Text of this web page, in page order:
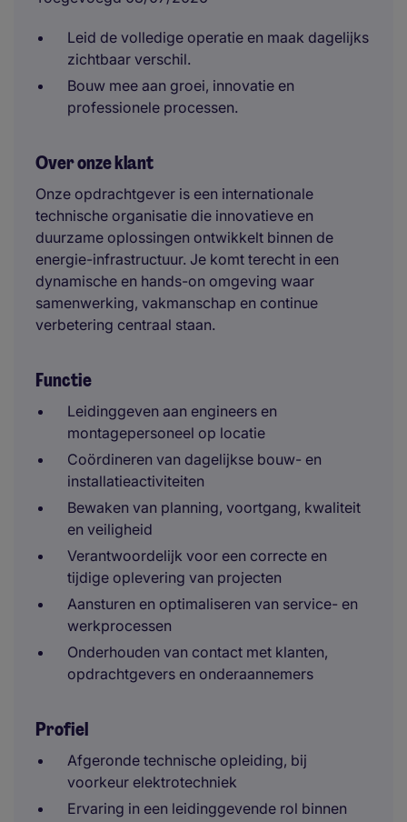
Leid de volledige operatie en maak dagelijks
zichtbaar verschil.
Bouw mee aan groei, innovatie en
professionele processen.
Over onze klant
Onze opdrachtgever is een internationale
technische organisatie die innovatieve en
duurzame oplossingen ontwikkelt binnen de
energie-infrastructuur. Je komt terecht in een
dynamische en hands-on omgeving waar
samenwerking, vakmanschap en continue
verbetering centraal staan.
Functie
Leidinggeven aan engineers en
montagepersoneel op locatie
Coördineren van dagelijkse bouw- en
installatieactiviteiten
Bewaken van planning, voortgang, kwaliteit
en veiligheid
Verantwoordelijk voor een correcte en
tijdige oplevering van projecten
Aansturen en optimaliseren van service- en
werkprocessen
Onderhouden van contact met klanten,
opdrachtgevers en onderaannemers
Profiel
Afgeronde technische opleiding, bij
voorkeur elektrotechniek
Ervaring in een leidinggevende rol binnen